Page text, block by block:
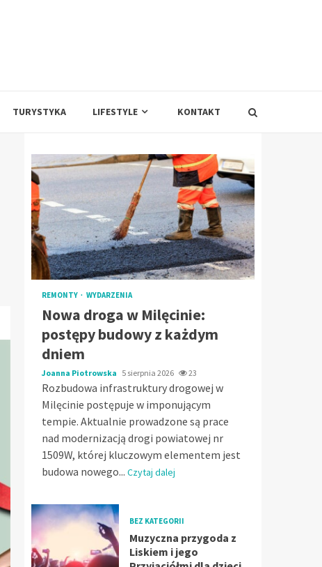
TURYSTYKA LIFESTYLE KONTAKT
REMONTY WYDARZENIA
Nowa droga w Milęcinie:
postępy budowy z każdym
dniem
Joanna Piotrowska 5 sierpnia 2026 23
Rozbudowa infrastruktury drogowej w
Milęcinie postępuje w imponującym
tempie. Aktualnie prowadzone są prace
nad modernizacją drogi powiatowej nr
1509W, której kluczowym elementem jest
budowa nowego... Czytaj dalej
BEZ KATEGORII
Muzyczna przygoda z
Liskiem i jego